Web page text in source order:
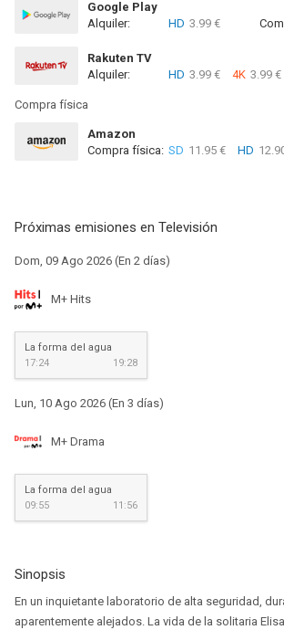
Google Play
Alquiler:
HD 3.99 €
Rakuten TV
Alquiler:
HD 3.99 € 4K 3.99 €
Compra física
Amazon
Compra física: SD 11.95 € HD
Próximas emisiones en Televisión
Dom, 09 Ago 2026 (En 2 días)
M+ Hits
La forma del agua
17:24
19:28
Lun, 10 Ago 2026 (En 3 días)
M+ Drama
La forma del agua
09:55
11:56
Sinopsis
En un inquietante laboratorio de alta seguridad,
aparentemente alejados. La vida de la solitaria